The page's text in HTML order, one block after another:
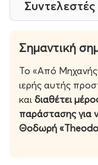
πόρων για την
και την αγάπη της
του πινέλο. Το
Αναστασία, ένα
λατρεύει τη
από τα δεινά του
Συντελεστές
Σημαντική
Το «Από
ιερής αυτής
και διαθέτει
παράστασης για
Θοδωρή